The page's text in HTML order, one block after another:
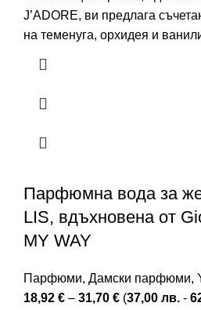
J’ADORE, ви предлага
на теменуга, орхидея и
Парфюмна вода за
LIS, вдъхновена от
MY WAY
Парфюми, Дамски парфюми,
18,92 € – 31,70 € (37,00 лв. -